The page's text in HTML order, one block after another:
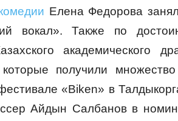
Елена Федорова
вокал». Также по
академического
получили
«Biken» в
Айдын Салбанов в